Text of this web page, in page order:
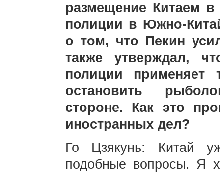
размещение Китаем
полиции в Южно-
о том, что Пекин
также утверждал,
полиции применяет
остановить
стороне. Как это
иностранных дел?
Го Цзякунь: Китай
подобные вопросы. Я